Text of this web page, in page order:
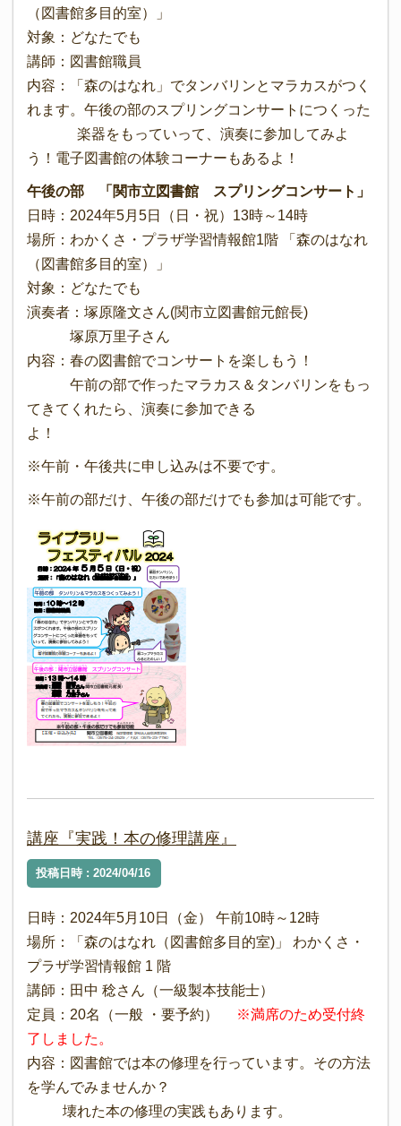
（図書館多目的室）」
対象：どなたでも
講師：図書館職員
内容：「森のはなれ」でタンバリンとマラカスがつく
れます。午後の部のスプリングコンサートにつくった
楽器をもっていって、演奏に参加してみよ
う！電子図書館の体験コーナーもあるよ！
午後の部 「関市立図書館 スプリングコンサート」
日時：2024年5月5日（日・祝）13時～14時
場所：わかくさ・プラザ学習情報館1階 「森のはなれ
（図書館多目的室）」
対象：どなたでも
演奏者：塚原隆文さん(関市立図書館元館長)
塚原万里子さん
内容：春の図書館でコンサートを楽しもう！
午前の部で作ったマラカス＆タンバリンをもっ
てきてくれたら、演奏に参加できる
よ！
※午前・午後共に申し込みは不要です。
※午前の部だけ、午後の部だけでも参加は可能です。
講座『実践！本の修理講座』
投稿日時 : 2024/04/16
日時：2024年5月10日（金） 午前10時～12時
場所：「森のはなれ（図書館多目的室)」 わかくさ・
プラザ学習情報館 1 階
講師：田中 稔さん（一級製本技能士）
定員：20名（一般 ・要予約）
※満席のため受付終
了しました。
内容：図書館では本の修理を行っています。その方法
を学んでみませんか？
壊れた本の修理の実践もあります。